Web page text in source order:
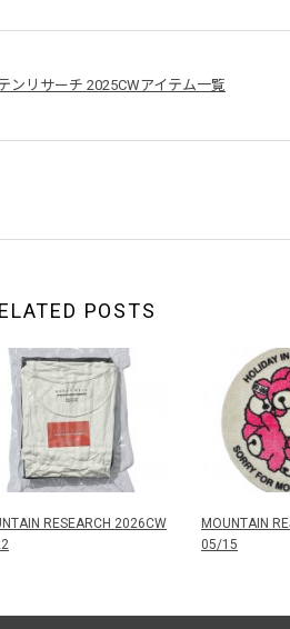
ンリサーチ 2025CWアイテム一覧
POSTS
RESEARCH 2026CW
MOUNTAIN
05/15